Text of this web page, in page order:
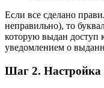
Если все сделано
неправильно), то
которую выдан доступ
уведомлением о
Шаг 2. Настройка